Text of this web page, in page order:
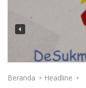
Beranda Headline